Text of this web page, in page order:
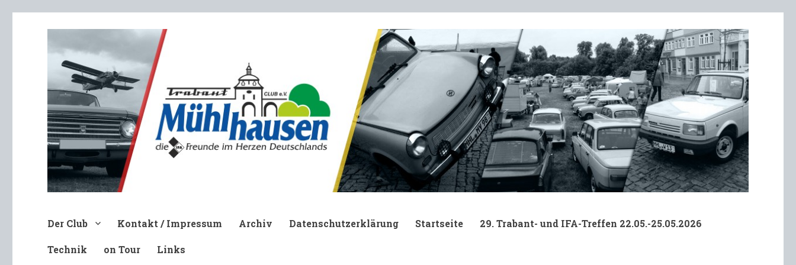
Trabant-Club Mühlhausen e.V.
Der Club Kontakt / Impressum Archiv Datenschutzerklärung Startseite 29. Trabant- und IFA-Treffen 22.05.-25.05.2026
Technik on Tour Links